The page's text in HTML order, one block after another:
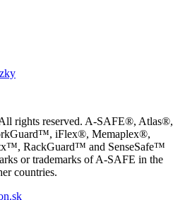
rights reserved. A-SAFE®, Atlas®,
iFlex®, Memaplex®,
RackGuard™ and SenseSafe™
or trademarks of A-SAFE in the
countries.